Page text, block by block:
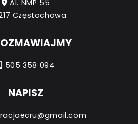
Al. NMP 55
Częstochowa
505 358 094
NAPISZ